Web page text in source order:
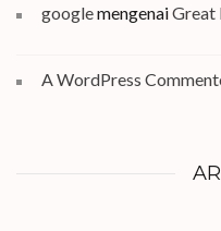
googlemengenaiGreat
A WordPress